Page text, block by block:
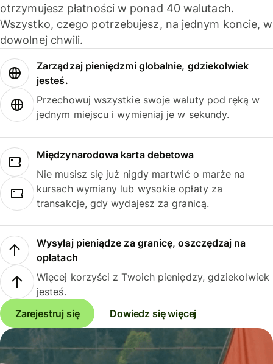
otrzymujesz płatności w ponad 40 walutach.
Wszystko, czego potrzebujesz, na jednym koncie, w
dowolnej chwili.
Zarządzaj pieniędzmi globalnie, gdziekolwiek
jesteś.
Przechowuj wszystkie swoje waluty pod ręką w
jednym miejscu i wymieniaj je w sekundy.
Międzynarodowa karta debetowa
Nie musisz się już nigdy martwić o marże na
kursach wymiany lub wysokie opłaty za
transakcje, gdy wydajesz za granicą.
Wysyłaj pieniądze za granicę, oszczędzaj na
opłatach
Więcej korzyści z Twoich pieniędzy, gdziekolwiek
jesteś.
Zarejestruj się
Dowiedz się więcej